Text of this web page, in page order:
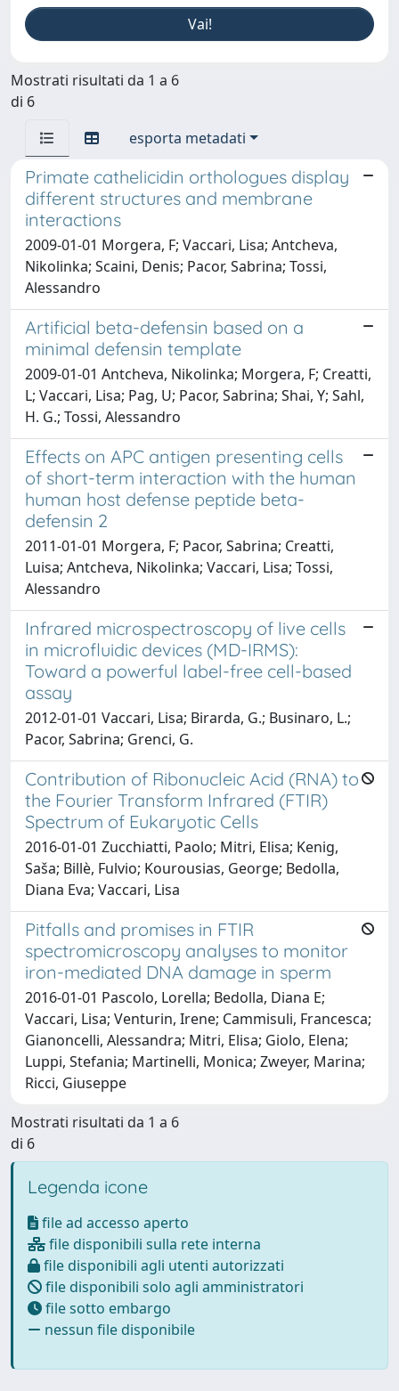
Mostrati risultati da 1 a 6
di 6
esporta metadati
Primate cathelicidin orthologues display
different structures and membrane
interactions
2009-01-01 Morgera, F; Vaccari, Lisa; Antcheva,
Nikolinka; Scaini, Denis; Pacor, Sabrina; Tossi,
Alessandro
Artificial beta-defensin based on a
minimal defensin template
2009-01-01 Antcheva, Nikolinka; Morgera, F; Creatti,
L; Vaccari, Lisa; Pag, U; Pacor, Sabrina; Shai, Y; Sahl,
H. G.; Tossi, Alessandro
Effects on APC antigen presenting cells
of short-term interaction with the human
human host defense peptide beta-
defensin 2
2011-01-01 Morgera, F; Pacor, Sabrina; Creatti,
Luisa; Antcheva, Nikolinka; Vaccari, Lisa; Tossi,
Alessandro
Infrared microspectroscopy of live cells
in microfluidic devices (MD-IRMS):
Toward a powerful label-free cell-based
assay
2012-01-01 Vaccari, Lisa; Birarda, G.; Businaro, L.;
Pacor, Sabrina; Grenci, G.
Contribution of Ribonucleic Acid (RNA) to
the Fourier Transform Infrared (FTIR)
Spectrum of Eukaryotic Cells
2016-01-01 Zucchiatti, Paolo; Mitri, Elisa; Kenig,
Saša; Billè, Fulvio; Kourousias, George; Bedolla,
Diana Eva; Vaccari, Lisa
Pitfalls and promises in FTIR
spectromicroscopy analyses to monitor
iron-mediated DNA damage in sperm
2016-01-01 Pascolo, Lorella; Bedolla, Diana E;
Vaccari, Lisa; Venturin, Irene; Cammisuli, Francesca;
Gianoncelli, Alessandra; Mitri, Elisa; Giolo, Elena;
Luppi, Stefania; Martinelli, Monica; Zweyer, Marina;
Ricci, Giuseppe
Mostrati risultati da 1 a 6
di 6
Legenda icone
file ad accesso aperto
file disponibili sulla rete interna
file disponibili agli utenti autorizzati
file disponibili solo agli amministratori
file sotto embargo
nessun file disponibile